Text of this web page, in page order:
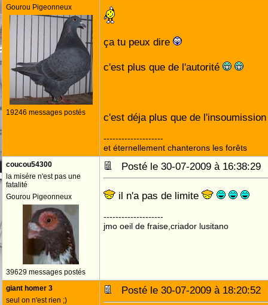
Gourou Pigeonneux
19246 messages postés
ça tu peux dire
c'est plus que de l'autorité
c'est déja plus que de
--------------------
et éternellement chanterons les forêts
coucou54300
la misére n'est pas une
fatalité
Gourou Pigeonneux
39629 messages postés
Posté le 30-07-2009 à
il n'a pas de limite
--------------------
jmo oeil de fraise,criador lusitano
giant homer 3
seul on n'est rien ;)
Posté le 30-07-2009 à